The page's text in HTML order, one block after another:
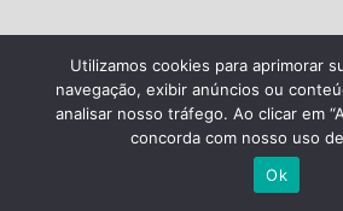
Utilizamos cookies para aprimorar
navegação, exibir anúncios ou
analisar nosso tráfego. Ao clicar em
concorda com nosso uso
Ok